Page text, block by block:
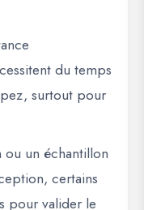
du temps
surtout pour
ou un échantillon
certains
pour valider le